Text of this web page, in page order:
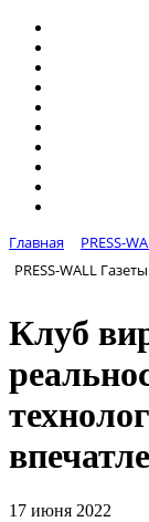
Главная
PRESS-
PRESS-WALL
Клуб
17 июня 2022